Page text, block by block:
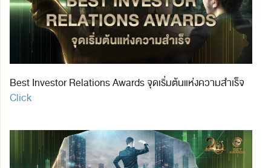
Best Investor Relations Awards จุดเริ่มต้นแห่งความสำเร็จ
Click